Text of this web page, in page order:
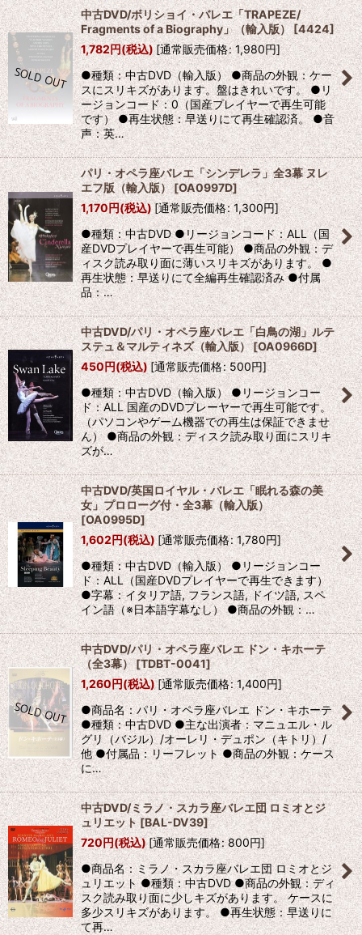
中古DVD/ボリショイ・バレエ「TRAPEZE/
Fragments of a Biography」（輸入版） [4424]
1,782円(税込)[通常販売価格: 1,980円]
●種類：中古DVD（輸入版） ●商品の外観：ケー
スにスリキズがあります。盤はきれいです。 ●リ
ージョンコード：0（国産プレイヤーで再生可能
です） ●再生状態：早送りにて再生確認済。 ●音
声：英…
パリ・オペラ座バレエ「シンデレラ」全3幕 ヌレ
エフ版（輸入版）[OA0997D]
1,170円(税込)[通常販売価格: 1,300円]
●種類：中古DVD ●リージョンコード：ALL（国
産DVDプレイヤーで再生可能） ●商品の外観：デ
ィスク読み取り面に薄いスリキズがあります。 ●
再生状態：早送りにて全編再生確認済み ●付属
品：…
中古DVD/パリ・オペラ座バレエ「白鳥の湖」ルテ
ステュ＆マルティネズ（輸入版）[OA0966D]
450円(税込) [通常販売価格: 500円]
●種類：中古DVD（輸入版） ●リージョンコー
ド：ALL 国産のDVDプレーヤーで再生可能です。
（パソコンやゲーム機器での再生は保証できませ
ん） ●商品の外観：ディスク読み取り面にスリキ
ズが…
中古DVD/英国ロイヤル・バレエ「眠れる森の美
女」プロローグ付・全3幕（輸入版）
[OA0995D]
1,602円(税込) [通常販売価格: 1,780円]
●種類：中古DVD（輸入版） ●リージョンコー
ド：ALL（国産DVDプレイヤーで再生できます）
●字幕：イタリア語, フランス語, ドイツ語, スペ
イン語（※日本語字幕なし） ●商品の外観：…
中古DVD/パリ・オペラ座バレエ ドン・キホーテ
（全3幕）[TDBT-0041]
1,260円(税込)[通常販売価格: 1,400円]
●商品名：パリ・オペラ座バレエ ドン・キホーテ
●種類：中古DVD ●主な出演者：マニュエル・ル
グリ（バジル）/オーレリ・デュポン（キトリ）/
他 ●付属品：リーフレット ●商品の外観：ケース
に…
中古DVD/ミラノ・スカラ座バレエ団 ロミオとジ
ュリエット [BAL-DV39]
720円(税込) [通常販売価格: 800円]
●商品名：ミラノ・スカラ座バレエ団 ロミオとジ
ュリエット ●種類：中古DVD ●商品の外観：ディ
スク読み取り面に少しキズがあります。 ケースに
多少スリキズがあります。 ●再生状態：早送りに
て再…